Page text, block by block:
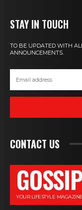
STAY IN TOUCH
TO BE UPDATED WITH
ANNOUNCEMENTS.
CONTACT US
GOSSIP
YOUR LIFESTYLE MAGAZINE